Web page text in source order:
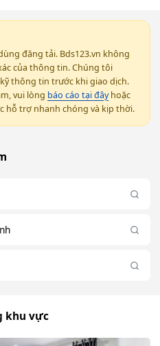
đăng tải. Bds123.vn không
của thông tin. Chúng tôi
thông tin trước khi giao dịch.
vui lòng báo cáo tại đâyhoặc
hỗ trợ nhanh chóng và kịp thời.
khu vực